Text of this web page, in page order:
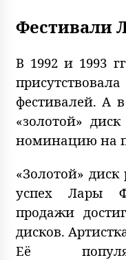
Фестивали
В 1992 и 1993
фестивалей. А
«золотой»
номинацию на
«Золотой»
успех Лары
продажи
дисков.
Её